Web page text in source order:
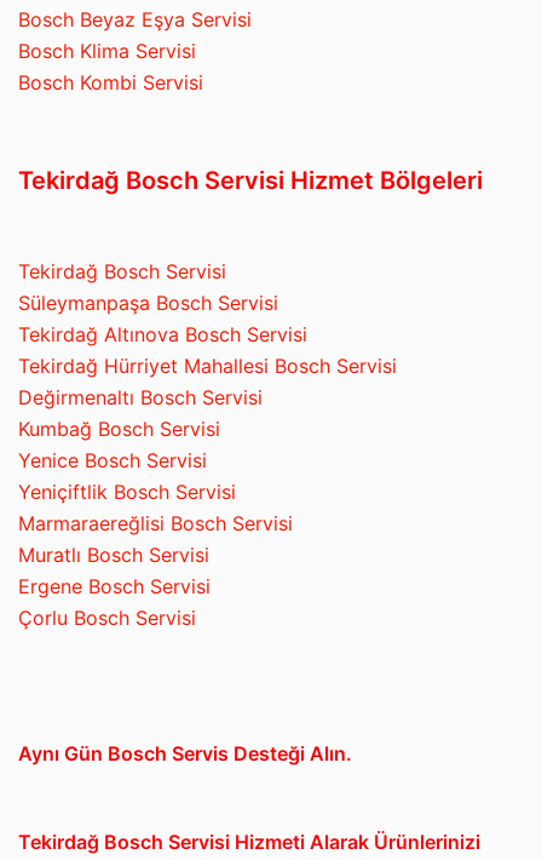
Bosch Beyaz Eşya Servisi
Bosch Klima Servisi
Bosch Kombi Servisi
Tekirdağ Bosch Servisi Hizmet Bölgeleri
Tekirdağ Bosch Servisi
Süleymanpaşa Bosch Servisi
Tekirdağ Altınova Bosch Servisi
Tekirdağ Hürriyet Mahallesi Bosch Servisi
Değirmenaltı Bosch Servisi
Kumbağ Bosch Servisi
Yenice Bosch Servisi
Yeniçiftlik Bosch Servisi
Marmaraereğlisi Bosch Servisi
Muratlı Bosch Servisi
Ergene Bosch Servisi
Çorlu Bosch Servisi
Aynı Gün Bosch Servis Desteği Alın.
Tekirdağ Bosch Servisi Hizmeti Alarak Ürünlerinizi